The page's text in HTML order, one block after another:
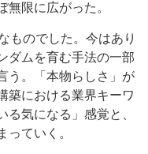
限に広がった。
ものでした。今はあり
ダムを育む手法の一部
う。「本物らしさ」が
築における業界キーワ
気になる」感覚と、
っていく。